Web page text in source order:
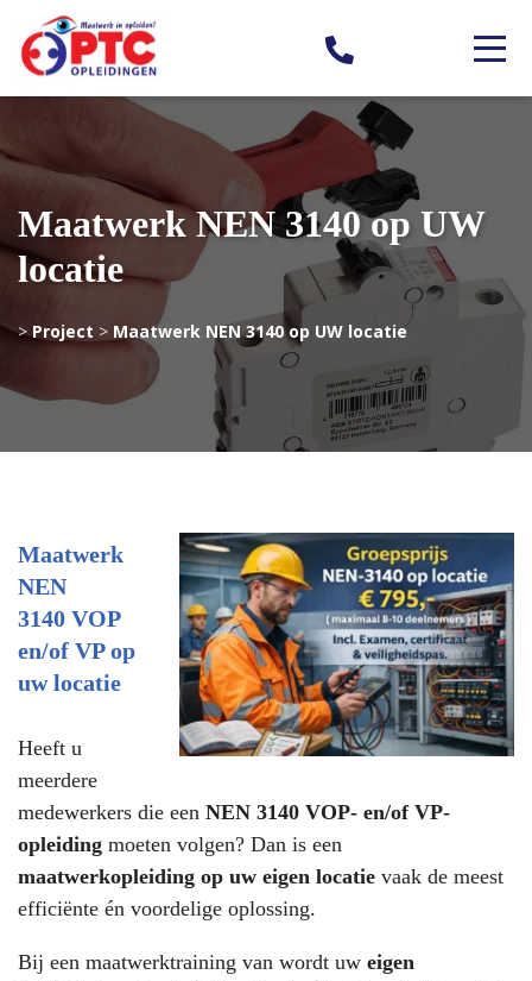
Maatwerk NEN 3140 op UW
locatie
> Project > Maatwerk NEN 3140 op UW locatie
Maatwerk
NEN
3140 VOP
en/of VP op
uw locatie
Heeft u
meerdere
medewerkers die een NEN 3140 VOP- en/of VP-
opleiding moeten volgen? Dan is een
maatwerkopleiding op uw eigen locatie vaak de meest
efficiënte én voordelige oplossing.
Bij een maatwerktraining van wordt uw eigen